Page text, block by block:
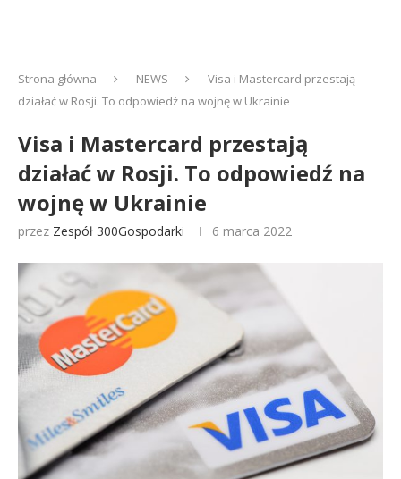
Strona główna NEWS
Visa i Mastercard przestają
działać w Rosji. To odpowiedź na wojnę w Ukrainie
Visa i Mastercard przestają
działać w Rosji. To odpowiedź na
wojnę w Ukrainie
przez Zespół 300Gospodarki 6 marca 2022